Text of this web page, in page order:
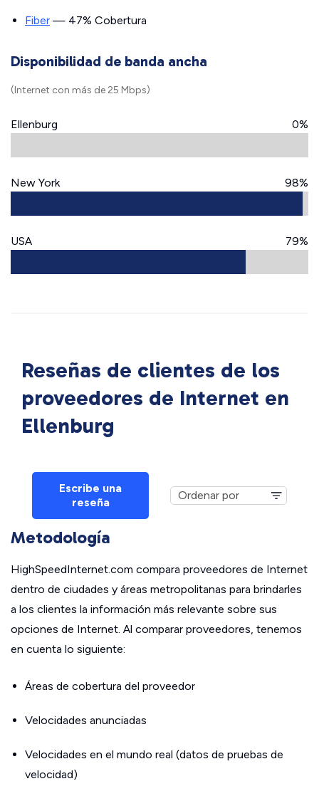
Fiber — 47% Cobertura
Disponibilidad de banda ancha
(Internet con más de 25 Mbps)
Ellenburg 0%
New York 98%
USA 79%
Reseñas de clientes de los
proveedores de Internet en
Ellenburg
Escribe una
reseña
Metodología
HighSpeedInternet.com compara proveedores de Internet
dentro de ciudades y áreas metropolitanas para brindarles
a los clientes la información más relevante sobre sus
opciones de Internet. Al comparar proveedores, tenemos
en cuenta lo siguiente:
Áreas de cobertura del proveedor
Velocidades anunciadas
Velocidades en el mundo real (datos de pruebas de
velocidad)